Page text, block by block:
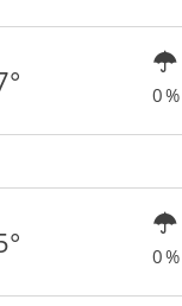
0 %
0 %